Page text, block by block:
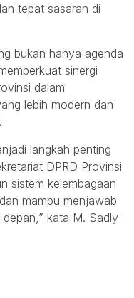
tepat sasaran di
bukan hanya agenda
sinergi
dalam
lebih modern dan
langkah penting
DPRD Provinsi
sistem kelembagaan
mampu menjawab
kata M. Sadly